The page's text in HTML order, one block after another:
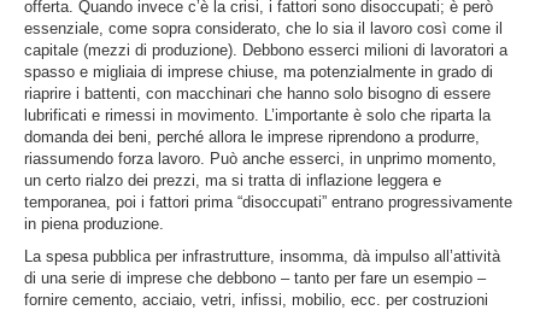
offerta. Quando invece c’è la crisi, i fattori sono disoccupati; è però
essenziale, come sopra considerato, che lo sia il lavoro così come il
capitale (mezzi di produzione). Debbono esserci milioni di lavoratori a
spasso e migliaia di imprese chiuse, ma potenzialmente in grado di
riaprire i battenti, con macchinari che hanno solo bisogno di essere
lubrificati e rimessi in movimento. L’importante è solo che riparta la
domanda dei beni, perché allora le imprese riprendono a produrre,
riassumendo forza lavoro. Può anche esserci, in unprimo momento,
un certo rialzo dei prezzi, ma si tratta di inflazione leggera e
temporanea, poi i fattori prima “disoccupati” entrano progressivamente
in piena produzione.
La spesa pubblica per infrastrutture, insomma, dà impulso all’attività
di una serie di imprese che debbono – tanto per fare un esempio –
fornire cemento, acciaio, vetri, infissi, mobilio, ecc. per costruzioni